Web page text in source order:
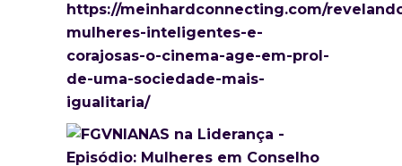
https://meinhardconnecting.com/
mulheres-inteligentes-e-
corajosas-o-cinema-age-em-prol-
de-uma-sociedade-mais-
igualitaria/